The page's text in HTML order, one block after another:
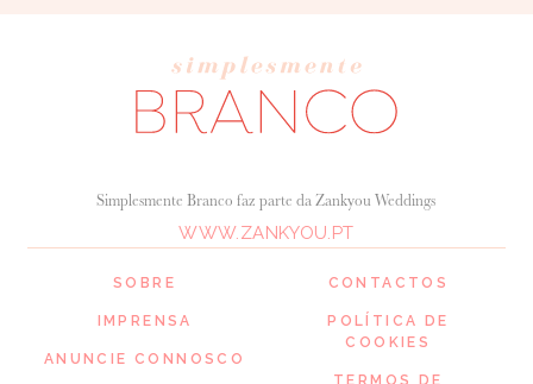
SOBRE
IMPRENSA
ANUNCIE CONNOSCO
Simplesmente Branco faz parte da Zankyou Weddings
WWW.ZANKYOU.PT
CONTACTOS
POLÍTICA DE
COOKIES
TERMOS DE